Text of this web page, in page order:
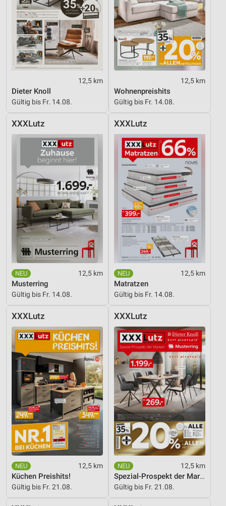
12,5 km
Dieter Knoll
Gültig bis Fr. 14.08.
12,5 km
Wohnenpreishits
Gültig bis Fr. 14.08.
XXXLutz
12,5 km
Musterring
Gültig bis Fr. 14.08.
XXXLutz
12,5 km
Matratzen
Gültig bis Fr. 14.08.
XXXLutz
12,5 km
Küchen Preishits!
Gültig bis Fr. 21.08.
XXXLutz
12,5 km
Spezial-Prospekt der Marken
Gültig bis Fr. 21.08.